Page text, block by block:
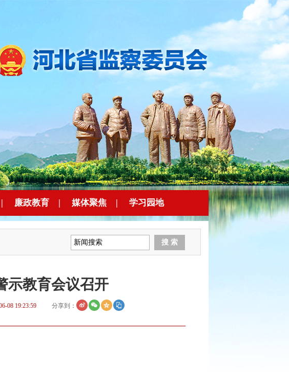
| 廉政教育 | 媒体聚焦 | 学习园地
示教育会议召开
08 19:23:59 分享到：